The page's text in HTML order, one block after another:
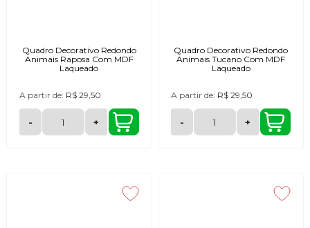
Quadro Decorativo Redondo
Animais Raposa Com MDF
Laqueado
A partir de: R$ 29,50
- +
Quadro Decorativo Redondo
Animais Tucano Com MDF
Laqueado
A partir de: R$ 29,50
- +